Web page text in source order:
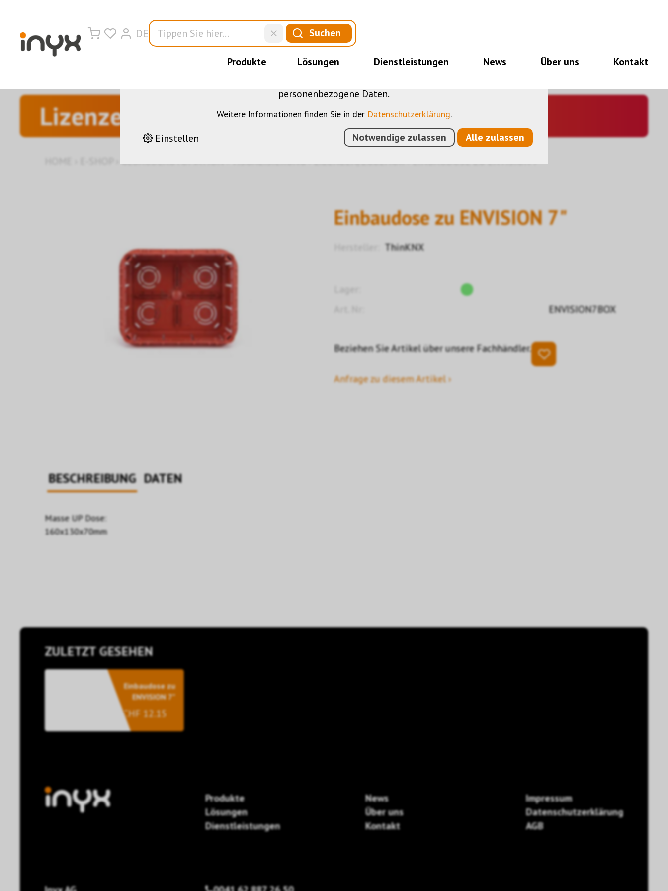
DE Suchen
Produkte Lösungen Dienstleistungen News Über uns Kontakt
Lizenzen/Zubehör
GEBÄUDEAUTOMATION›VISUALISIERUNG›LIZENZEN/ZUBEHÖR›EINBAUDOSE ZU ENVISION 7"
Einbaudose zu ENVISION 7"
ThinKNX
ENVISION7BOX
Beziehen Sie Artikel über unsere Fachhändler.
Anfrage zu diesem Artikel ›
BESCHREIBUNG DATEN
Masse UP Dose:
160x130x70mm
ZULETZT GESEHEN
Einbaudose zu
ENVISION 7"
CHF 12.15
Produkte
Lösungen
Dienstleistungen
News
Über uns
Kontakt
Impressum
Datenschutzerklärung
AGB
DIESE WEBSITE VERWENDET COOKIES
Wir nutzen auf unserer Website verschiedene Cookies: Einige sind notwendig für den
korrekten Betrieb der Website, andere ermöglichen Ihnen mehr Funktionalitäten, und noch
andere helfen uns dabei, die Nutzenden besser zu verstehen. Sie sind also eine Hilfe, unsere
personenbezogene Daten.
Weitere Informationen finden Sie in der Datenschutzerklärung.
Einstellen Notwendige zulassen Alle zulassen